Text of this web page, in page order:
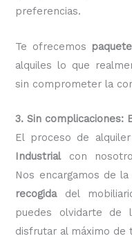
preferencias.
Te ofrecemos
alquiles lo que
sin comprometer la
3. Sin complicaciones:
El proceso de
Industrialcon
Nos encargamos de la
recogidadel
puedes olvidarte de
disfrutar al máximo de